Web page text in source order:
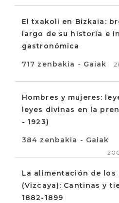
El txakoli en Bizkaia:
largo de su historia e
gastronómica
717 zenbakia - Gaiak
Hombres y mujeres:
leyes divinas en la
- 1923)
384 zenbakia - Gaiak
La alimentación de los
(Vizcaya): Cantinas y
1882-1899